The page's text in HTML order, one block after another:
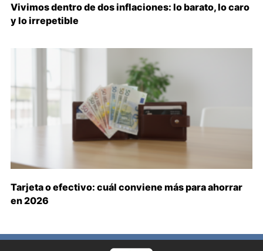
Vivimos dentro de dos inflaciones: lo barato, lo caro
y lo irrepetible
Tarjeta o efectivo: cuál conviene más para ahorrar
en 2026